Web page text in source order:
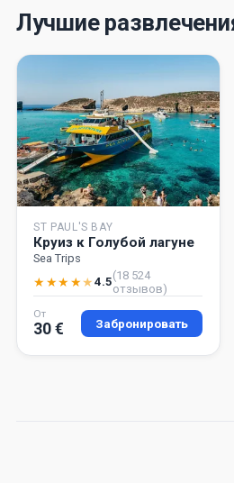
Лучшие
ST PAUL'S BAY
Круиз к Голубой лагуне
Sea Trips
★★★★★ 4.5(18 524
отзывов)
От
30 € Забронировать